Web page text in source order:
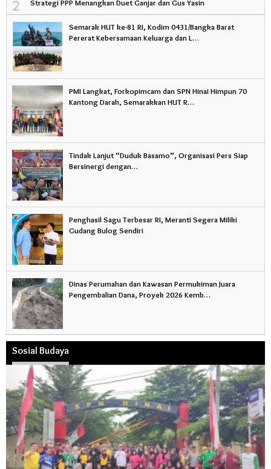
2 Strategi PPP Menangkan Duet Ganjar dan Gus Yasin
Semarak HUT ke-81 RI, Kodim 0431/Bangka Barat
Pererat Kebersamaan Keluarga dan L…
PMI Langkat, Forkopimcam dan SPN Hinai Himpun 70
Kantong Darah, Semarakkan HUT R…
Tindak Lanjut “Duduk Basamo”, Organisasi Pers Siap
Bersinergi dengan…
Penghasil Sagu Terbesar RI, Meranti Segera Miliki
Gudang Bulog Sendiri
Dinas Perumahan dan Kawasan Permukiman Juara
Pengembalian Dana, Proyek 2026 Kemb…
Sosial Budaya